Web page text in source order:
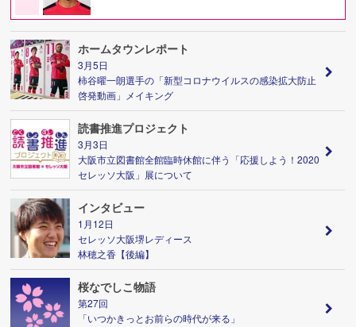
ホームタウンレポート
3月5日
柿谷曜一朗選手の「新型コロナウイルスの感染拡大防止
啓発動画」メイキング
読書推進プロジェクト
3月3日
大阪市立図書館全館臨時休館に伴う「応援しよう！2020
セレッソ大阪」展について
インタビュー
1月12日
セレッソ大阪堺レディース
林穂之香【後編】
桜なでしこ物語
第27回
「いつかきっとお前らの時代が来る」